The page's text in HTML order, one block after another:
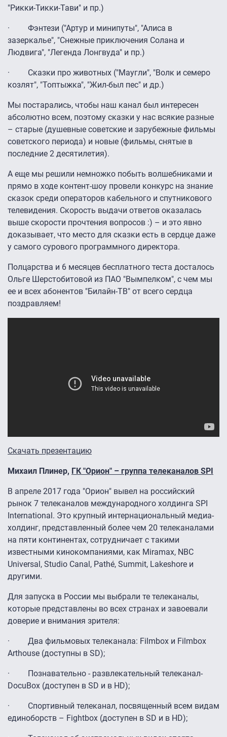
"Рикки-Тикки-Тави" и пр.)
· Фэнтези ("Артур и минипуты", "Алиса в
зазеркалье", "Снежные приключения Солана и
Людвига", "Легенда Лонгвуда" и пр.)
· Сказки про животных ("Маугли", "Волк и семеро
козлят", "Топтыжка", "Жил-был пес" и др.)
Мы постарались, чтобы наш канал был интересен
абсолютно всем, поэтому сказки у нас всякие разные
– старые (душевные советские и зарубежные фильмы
советского периода) и новые (фильмы, снятые в
последние 2 десятилетия).
А еще мы решили немножко побыть волшебниками и
прямо в ходе контент-шоу провели конкурс на знание
сказок среди операторов кабельного и спутникового
телевидения. Скорость выдачи ответов оказалась
выше скорости прочтения вопросов :) – и это явно
доказывает, что место для сказки есть в сердце даже
у самого сурового программного директора.
Полцарства и 6 месяцев бесплатного теста досталось
Ольге Шерстобитовой из ПАО "Вымпелком", с чем мы
ее и всех абонентов "Билайн-ТВ" от всего сердца
поздравляем!
Скачать презентацию
Михаил Плинер, ГК "Орион" – группа телеканалов SPI
В апреле 2017 года "Орион" вывел на российский
рынок 7 телеканалов международного холдинга SPI
International. Это крупный интернациональный медиа-
холдинг, представленный более чем 20 телеканалами
на пяти континентах, сотрудничает с такими
известными кинокомпаниями, как Miramax, NBC
Universal, Studio Canal, Pathé, Summit, Lakeshore и
другими.
Для запуска в России мы выбрали те телеканалы,
которые представлены во всех странах и завоевали
доверие и внимания зрителя:
· Два фильмовых телеканала: Filmbox и Filmbox
Arthouse (доступны в SD);
· Познавательно - развлекательный телеканал-
DocuBox (доступен в SD и в HD);
· Спортивный телеканал, посвященный всем видам
единоборств – Fightbox (доступен в SD и в HD);